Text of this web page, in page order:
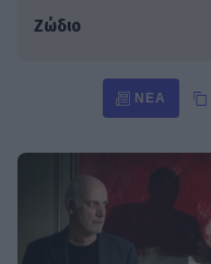
Ζώδιο
ΝΈΑ